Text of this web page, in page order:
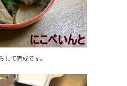
て完成です。